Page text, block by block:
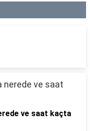
ve saat kaçta